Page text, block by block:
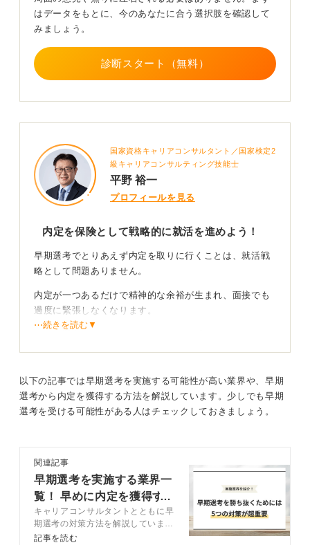
辞退する際も、誠実に期限内に連絡すれば問題なく、早
期内定を安心材料として活用しつつ、自分の軸を固める
はデータをもとに、今のあなたに合う選択肢を確認して
みましょう。
診断スタート（無料）
国家資格キャリアコンサルタント／国家検定2
級キャリアコンサルティング技能士
平野 裕一
プロフィールを見る
内定を保険として戦略的に就活を進めよう！
早期選考でとりあえず内定を取りに行くことは、就活戦
略として問題ありません。
内定が一つあるだけで精神的な余裕が生まれ、面接でも
過度に緊張しなくなります。
誠実な対応で最後まで自分らしく選ぼう！
た。
その余裕を持って本命に挑んでください。ただし注意点
もあります。内定をもらった企業の承諾期限や条件は必
ず確認してください。
内定先には納得して決断したいと承諾期限を交渉し、本
⋯続きを読む▼
以下の記事では早期選考を実施する可能性が高い業界や、早期
選考から内定を獲得する方法を解説しています。少しでも早期
選考を受ける可能性がある人はチェックしておきましょう。
関連記事
早期選考を実施する業界一
覧！ 早めに内定を獲得す
る5つの秘策
キャリアコンサルタントとともに早
期選考の対策方法を解説していま
す。就活生のレベルが高く、入念な
記事を読む